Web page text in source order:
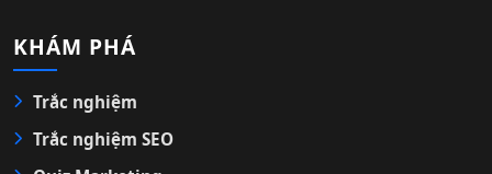
KHÁM PHÁ
Trắc nghiệm
Trắc nghiệm SEO